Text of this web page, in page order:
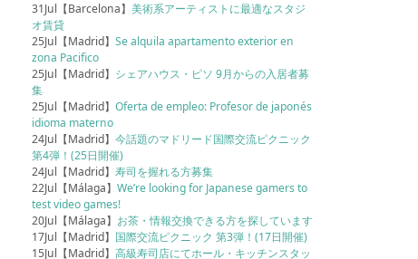
31Jul【Barcelona】美術系アーティストに最適なスタジ
オ賃貸
25Jul【Madrid】Se alquila apartamento exterior en
zona Pacifico
25Jul【Madrid】 シェアハウス・ピソ 9月からの入居者募
集
25Jul【Madrid】Oferta de empleo: Profesor de japonés
idioma materno
24Jul【Madrid】今話題のマドリード国際交流ピクニック
第4弾！(25日開催)
24Jul【Madrid】寿司を握れる方募集
22Jul【Málaga】We’re looking for Japanese gamers to
test video games!
20Jul【Málaga】 お茶・情報交換できる方を探しています
17Jul【Madrid】 国際交流ピクニック 第3弾！(17日開催)
15Jul【Madrid】高級寿司店にてホール・キッチンスタッ